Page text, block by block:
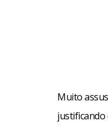
Muito
justificando